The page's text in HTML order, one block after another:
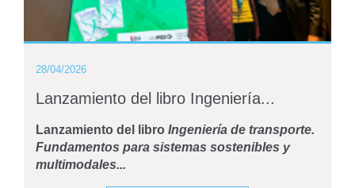
28/04/2026
Lanzamiento del libro Ingeniería...
Lanzamiento del libro Ingeniería de transporte.
Fundamentos para sistemas sostenibles y
multimodales...